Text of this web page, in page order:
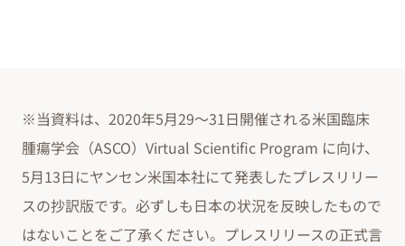
※当資料は、2020年5月29～31日開催される米国臨床
腫瘍学会（ASCO）Virtual Scientific Program に向け、
5月13日にヤンセン米国本社にて発表したプレスリリー
スの抄訳版です。必ずしも日本の状況を反映したもので
はないことをご了承ください。プレスリリースの正式言